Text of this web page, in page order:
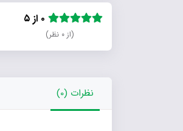
(از ۰ نظر)
نظرات (0)